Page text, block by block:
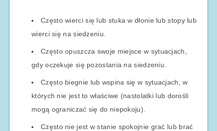
Często wierci się lub stuka w dłonie lub stopy lub
wierci się na siedzeniu.
Często opuszcza swoje miejsce w sytuacjach,
gdy oczekuje się pozostania na siedzeniu.
Często biegnie lub wspina się w sytuacjach, w
których nie jest to właściwe (nastolatki lub dorośli
mogą ograniczać się do niepokoju).
Często nie jest w stanie spokojnie grać lub brać